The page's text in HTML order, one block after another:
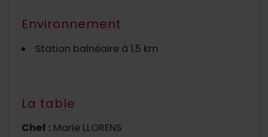
Environnement
Station balnéaire à 1,5 km
La table
Chef : Marie LLORENS